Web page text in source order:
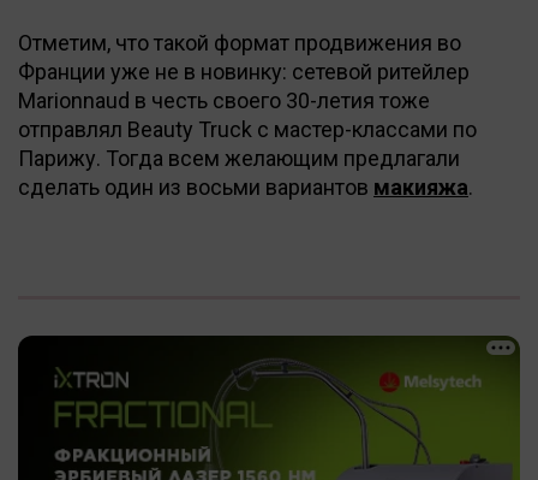
Отметим, что такой формат продвижения во
Франции уже не в новинку: сетевой ритейлер
Marionnaud в честь своего 30-летия тоже
отправлял Beauty Truck с мастер-классами по
Парижу. Тогда всем желающим предлагали
сделать один из восьми вариантов макияжа.